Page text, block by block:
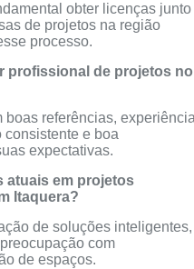
obter licenças junto
de projetos na região
processo.
profissional de projetos no
boas referências,
consistente e boa
expectativas.
atuais em projetos
Itaquera?
de soluções inteligentes,
com
de espaços.